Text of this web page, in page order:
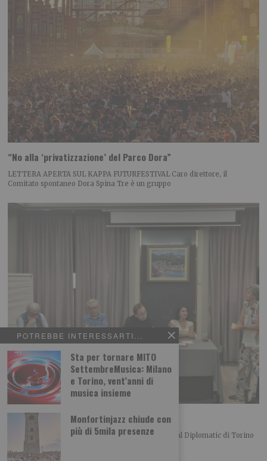
POTREBBE INTERESSARTI...
Sta per tornare MITO
SettembreMusica: Milano
e Torino, vent’anni di
musica insieme
Monfortinjazz chiude con
più di 5mila presenze
“No alla ‘privatizzazione’ del Parco Dora”
LETTERA APERTA SUL KAPPA FUTURFESTIVAL Caro direttore, il
Comitato spontaneo Dora Spina Tre è un gruppo
L’importanza del centro in politica
Merlo, Nallo e Giachino a confronto Bel convegno al Diplomatic di Torino
organizzato dalla UDC torinese